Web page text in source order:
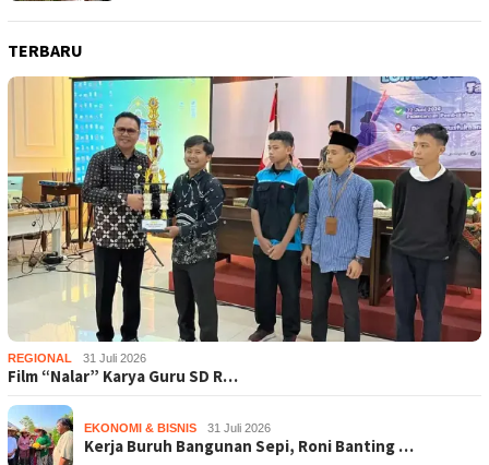
TERBARU
REGIONAL 31 Juli 2026
Film “Nalar” Karya Guru SD R…
EKONOMI & BISNIS 31 Juli 2026
Kerja Buruh Bangunan Sepi, Roni Banting …